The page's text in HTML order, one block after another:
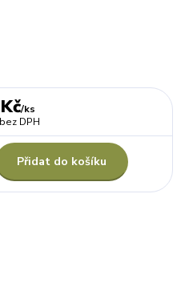
/ks
bez DPH
Přidat do košíku